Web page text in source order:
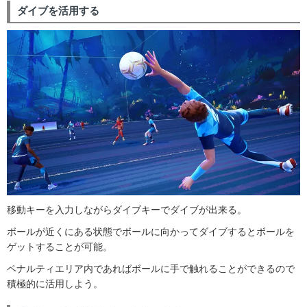
ダイブを活用する
移動キーを入力しながらダイブキーでダイブが出来る。
ボールが近くにある状態でボールに向かってダイブするとボールを
ゲットすることが可能。
ペナルティエリア内であればボールに手で触れることができるので
積極的に活用しよう。